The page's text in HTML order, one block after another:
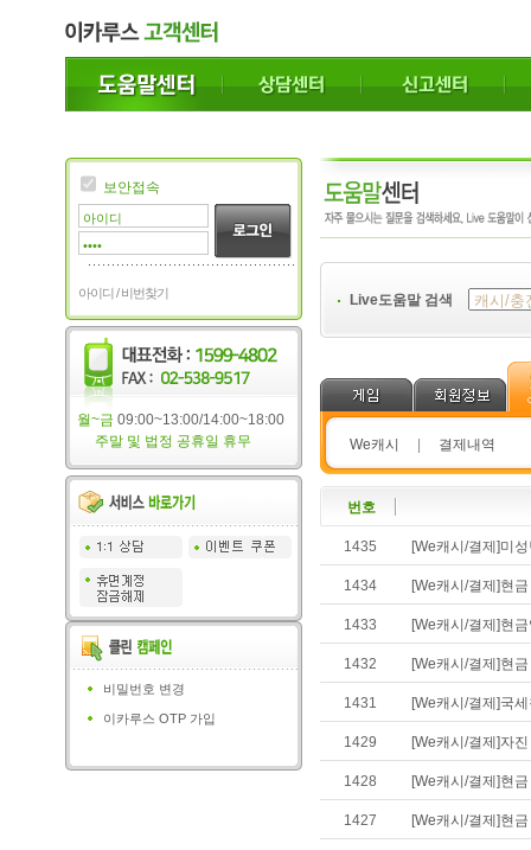
보안접속
아이디 / 비번찾기
월~금 09:00~13:00/14:00~18:00
주말 및 법정 공휴일 휴무
비밀번호 변경
이카루스 OTP 가입
Live도움말 검색
We캐시 결제내역
번호
1435 [We캐시/결제]미
1434 [We캐시/결제]현
1433 [We캐시/결제]현
1432 [We캐시/결제]현
1431 [We캐시/결제]국
1429 [We캐시/결제]자
1428 [We캐시/결제]현
1427 [We캐시/결제]현